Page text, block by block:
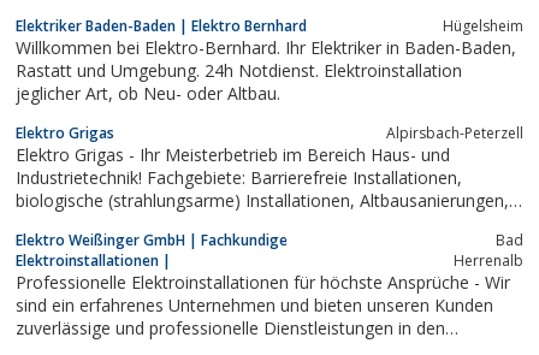
Elektriker Baden-Baden | Elektro Bernhard Hügelsheim
Willkommen bei Elektro-Bernhard. Ihr Elektriker in Baden-Baden,
Rastatt und Umgebung. 24h Notdienst. Elektroinstallation
jeglicher Art, ob Neu- oder Altbau.
Elektro Grigas Alpirsbach-Peterzell
Elektro Grigas - Ihr Meisterbetrieb im Bereich Haus- und
Industrietechnik! Fachgebiete: Barrierefreie Installationen,
biologische (strahlungsarme) Installationen, Altbausanierungen,
Telefonanlagen, Sprechanlagen
Elektro Weißinger GmbH | Fachkundige
Elektroinstallationen |
Bad
Herrenalb
Professionelle Elektroinstallationen für höchste Ansprüche - Wir
sind ein erfahrenes Unternehmen und bieten unseren Kunden
zuverlässige und professionelle Dienstleistungen in den